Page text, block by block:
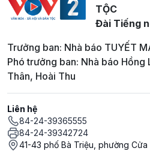
TỘC
Đài Tiếng
Trưởng ban: Nhà báo TUYẾT
Phó trưởng ban: Nhà báo Hồng
Thân, Hoài Thu
Liên hệ
84-24-39365555
84-24-39342724
41-43 phố Bà Triệu, phường Cửa